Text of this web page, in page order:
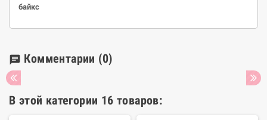
байкс
chat Комментарии (0)
В этой категории 16 товаров: